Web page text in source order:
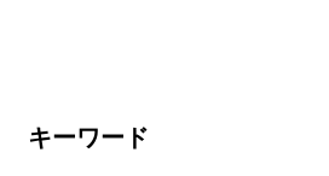
キーワード